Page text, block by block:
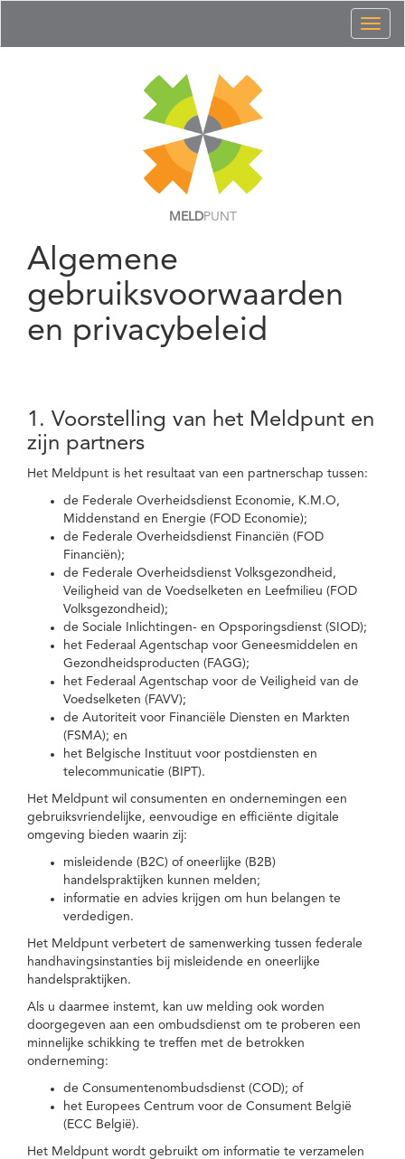
MELDPUNT
Algemene
gebruiksvoorwaarden
en privacybeleid
1. Voorstelling van het Meldpunt en
zijn partners
Het Meldpunt is het resultaat van een partnerschap tussen:
de Federale Overheidsdienst Economie, K.M.O,
Middenstand en Energie (FOD Economie);
de Federale Overheidsdienst Financiën (FOD
Financiën);
de Federale Overheidsdienst Volksgezondheid,
Veiligheid van de Voedselketen en Leefmilieu (FOD
Volksgezondheid);
de Sociale Inlichtingen- en Opsporingsdienst (SIOD);
het Federaal Agentschap voor Geneesmiddelen en
Gezondheidsproducten (FAGG);
het Federaal Agentschap voor de Veiligheid van de
Voedselketen (FAVV);
de Autoriteit voor Financiële Diensten en Markten
(FSMA); en
het Belgische Instituut voor postdiensten en
telecommunicatie (BIPT).
Het Meldpunt wil consumenten en ondernemingen een
gebruiksvriendelijke, eenvoudige en efficiënte digitale
omgeving bieden waarin zij:
misleidende (B2C) of oneerlijke (B2B)
handelspraktijken kunnen melden;
informatie en advies krijgen om hun belangen te
verdedigen.
Het Meldpunt verbetert de samenwerking tussen federale
handhavingsinstanties bij misleidende en oneerlijke
handelspraktijken.
Als u daarmee instemt, kan uw melding ook worden
doorgegeven aan een ombudsdienst om te proberen een
minnelijke schikking te treffen met de betrokken
onderneming:
de Consumentenombudsdienst (COD); of
het Europees Centrum voor de Consument België
(ECC België).
Het Meldpunt wordt gebruikt om informatie te verzamelen